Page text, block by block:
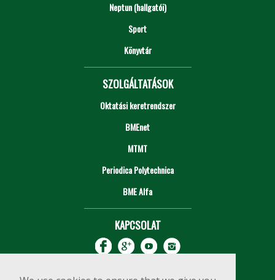
Neptun (hallgatói)
Sport
Könyvtár
SZOLGÁLTATÁSOK
Oktatási keretrendszer
BMEnet
MTMT
Periodica Polytechnica
BME Alfa
KAPCSOLAT